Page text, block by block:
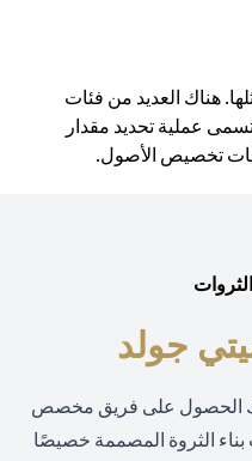
هناك العديد من فئات
عملية تحديد مقدار
تخصيص الأصول.
جولد
الحصول على فريق مخصص
بناء الثروة المصممة خصيصًا